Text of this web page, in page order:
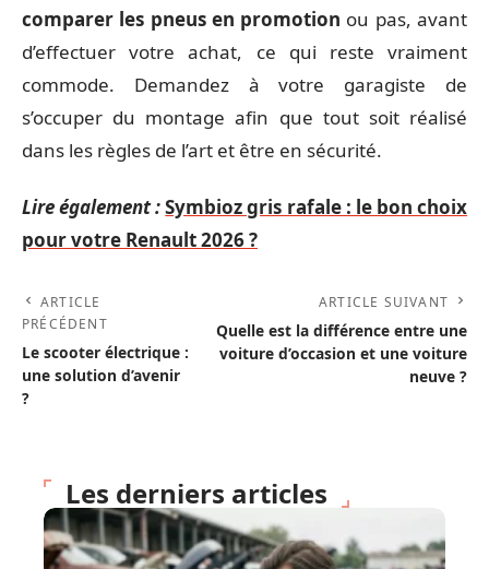
comparer les pneus en promotion ou pas, avant
d’effectuer votre achat, ce qui reste vraiment
commode. Demandez à votre garagiste de
s’occuper du montage afin que tout soit réalisé
dans les règles de l’art et être en sécurité.
Lire également :Symbioz gris rafale : le bon choix
pour votre Renault 2026 ?
ARTICLE
PRÉCÉDENT
Le scooter électrique :
une solution d’avenir
?
ARTICLE SUIVANT
Quelle est la différence entre une
voiture d’occasion et une voiture
neuve ?
Les derniers articles